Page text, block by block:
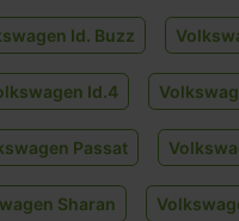
Id. Buzz
Id.4
Passat
Sharan